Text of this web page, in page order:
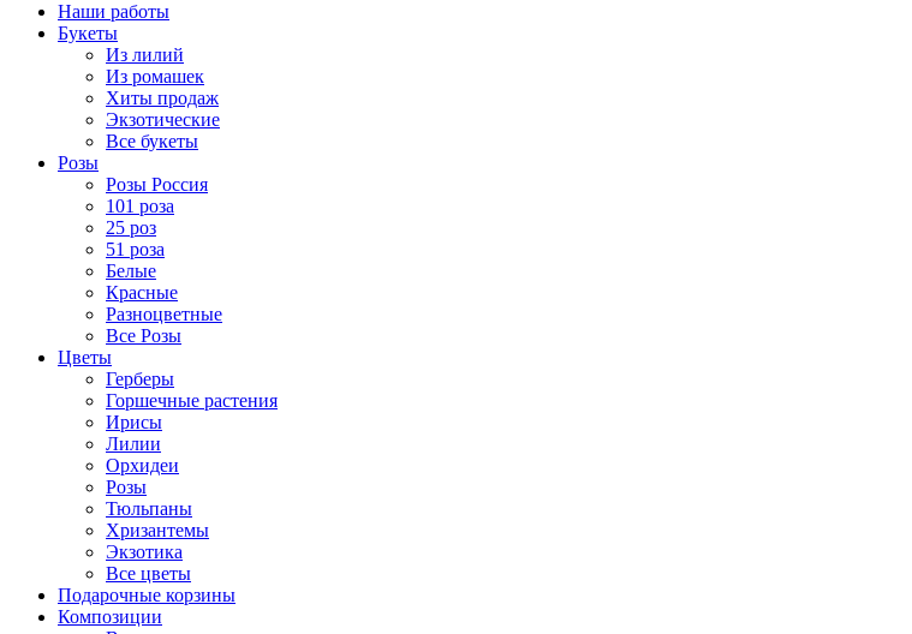
Наши работы
Букеты
Из лилий
Из ромашек
Хиты продаж
Экзотические
Все букеты
Розы
Розы Россия
101 роза
25 роз
51 роза
Белые
Красные
Разноцветные
Все Розы
Цветы
Герберы
Горшечные растения
Ирисы
Лилии
Орхидеи
Розы
Тюльпаны
Хризантемы
Экзотика
Все цветы
Подарочные корзины
Композиции